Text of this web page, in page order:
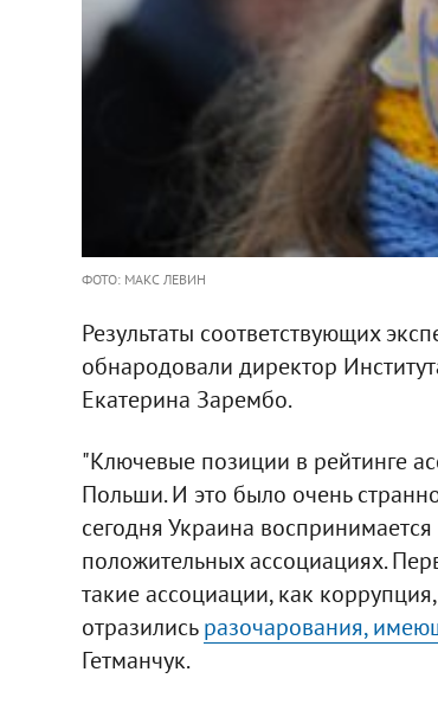
ФОТО: МАКС ЛЕВИН
Результаты соответствующих
обнародовали директор
Екатерина Зарембо.
"Ключевые позиции в рейтинге
Польши. И это было очень
сегодня Украина
положительных ассоциациях.
такие ассоциации, как
отразилисьразочарования,
Гетманчук.